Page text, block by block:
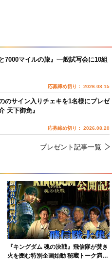
『キングダム 魂の決戦』飛信隊が焚き
火を囲む特別企画始動 秘蔵トーク満載
7000マイルの旅』一般試写会に10組
応募締め切り： 2026.08.15
のサイン入りチェキを1名様にプレゼ
天下御免』
応募締め切り： 2026.08.20
プレゼント記事一覧